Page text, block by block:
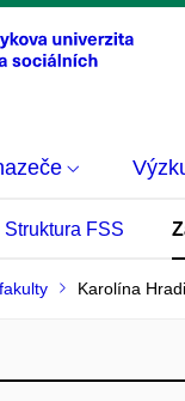
Struktura FSS
Karolína